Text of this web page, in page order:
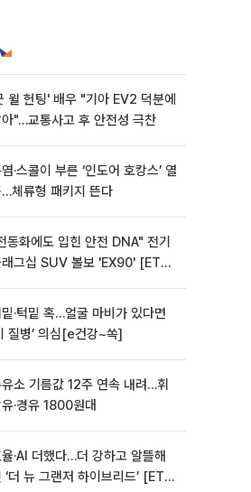
윌 헌팅' 배우 "기아 EV2 덕분에
"…교통사고 후 안전성 극찬
·스콜이 부른 ‘인도어 호캉스’ 열
체류형 패키지 뜬다
동화에도 입힌 안전 DNA" 전기
그십 SUV 볼보 'EX90' [ET의
·턱밑 혹…얼굴 마비가 있다면
질병’ 의심[e건강~쏙]
소 기름값 12주 연속 내려…휘
·경유 1800원대
·AI 더했다…더 강하고 알뜰해
‘더 뉴 그랜저 하이브리드’ [ET의